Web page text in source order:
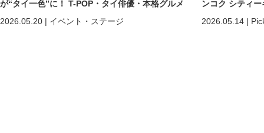
が“タイ一色”に！ T-POP・タイ俳優・本格グルメ
2026.05.20 | イベント・ステージ
ンコク シティ
2026.05.14 |